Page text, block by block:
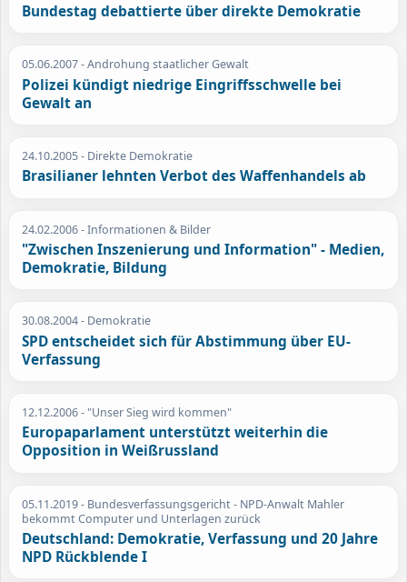
Bundestag debattierte über direkte Demokratie
05.06.2007- Androhung staatlicher Gewalt
Polizei kündigt niedrige Eingriffsschwelle bei
Gewalt an
24.10.2005- Direkte Demokratie
Brasilianer lehnten Verbot des Waffenhandels ab
24.02.2006- Informationen & Bilder
"Zwischen Inszenierung und Information" - Medien,
Demokratie, Bildung
30.08.2004- Demokratie
SPD entscheidet sich für Abstimmung über EU-
Verfassung
12.12.2006- "Unser Sieg wird kommen"
Europaparlament unterstützt weiterhin die
Opposition in Weißrussland
05.11.2019- Bundesverfassungsgericht - NPD-Anwalt Mahler
bekommt Computer und Unterlagen zurück
Deutschland: Demokratie, Verfassung und 20 Jahre
NPD Rückblende I